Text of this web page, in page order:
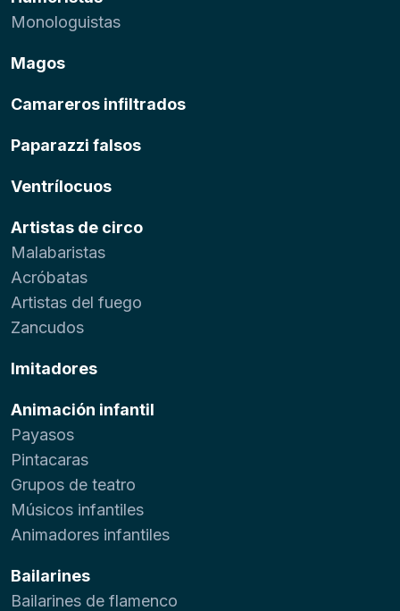
Monologuistas
Magos
Camareros infiltrados
Paparazzi falsos
Ventrílocuos
Artistas de circo
Malabaristas
Acróbatas
Artistas del fuego
Zancudos
Imitadores
Animación infantil
Payasos
Pintacaras
Grupos de teatro
Músicos infantiles
Animadores infantiles
Bailarines
Bailarines de flamenco